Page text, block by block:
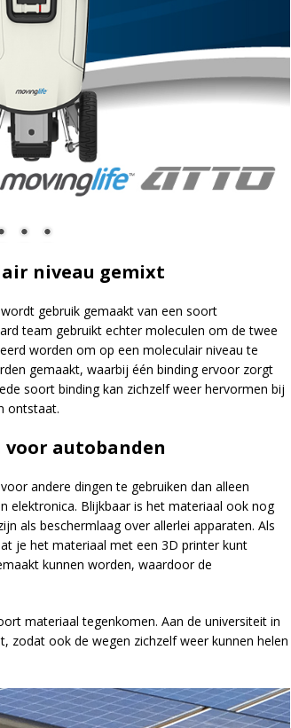
niveau gemixt
gebruik gemaakt van een soort
team gebruikt echter moleculen om de twee
worden om op een moleculair niveau te
gemaakt, waarbij één binding ervoor zorgt
soort binding kan zichzelf weer hervormen bij
ontstaat.
autobanden
andere dingen te gebruiken dan alleen
elektronica. Blijkbaar is het materiaal ook nog
als beschermlaag over allerlei apparaten. Als
je het materiaal met een 3D printer kunt
kunnen worden, waardoor de
materiaal tegenkomen. Aan de universiteit in
zodat ook de wegen zichzelf weer kunnen helen